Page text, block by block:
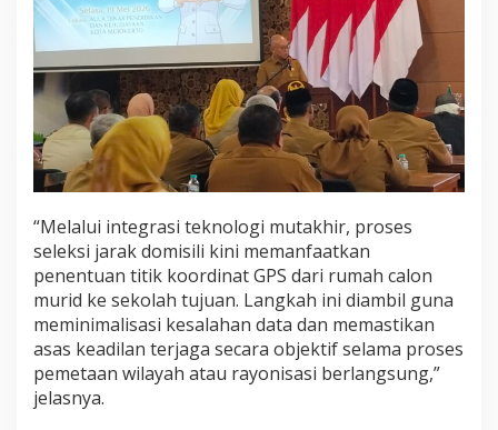
“Melalui integrasi teknologi mutakhir, proses
seleksi jarak domisili kini memanfaatkan
penentuan titik koordinat GPS dari rumah calon
murid ke sekolah tujuan. Langkah ini diambil guna
meminimalisasi kesalahan data dan memastikan
asas keadilan terjaga secara objektif selama proses
pemetaan wilayah atau rayonisasi berlangsung,”
jelasnya.